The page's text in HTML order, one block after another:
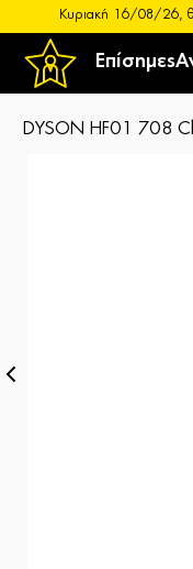
Επίσημες
Κυριακή 16/08/26,
DYSON HF01 708